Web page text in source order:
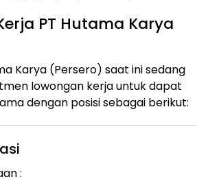
PT Hutama Karya
Karya (Persero) saat ini sedang
lowongan kerja untuk dapat
dengan posisi sebagai berikut:
: